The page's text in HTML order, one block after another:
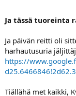
Ja tässä tuoreinta
Ja päivän reitti oli
harhautusuria
https://
Tiällähä met kaikki,